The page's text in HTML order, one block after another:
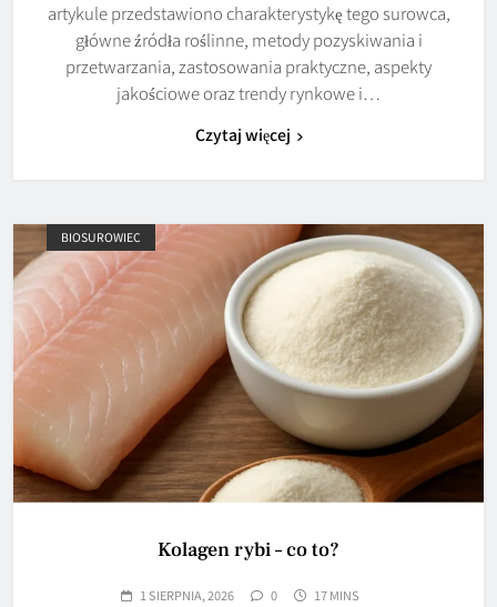
artykule przedstawiono charakterystykę tego surowca,
główne źródła roślinne, metody pozyskiwania i
przetwarzania, zastosowania praktyczne, aspekty
jakościowe oraz trendy rynkowe i…
Czytaj więcej
BIOSUROWIEC
Kolagen rybi – co to?
1 SIERPNIA, 2026 0 17 MINS